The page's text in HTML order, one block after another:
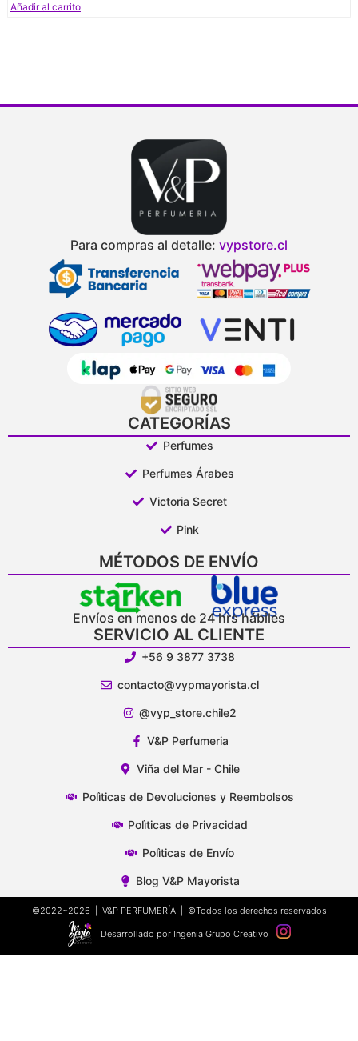
Añadir al carrito
Para compras al detalle: vypstore.cl
CATEGORÍAS
Perfumes
Perfumes Árabes
Victoria Secret
Pink
MÉTODOS DE ENVÍO
Envíos en menos de 24 hrs hábiles
SERVICIO AL CLIENTE
+56 9 3877 3738
contacto@vypmayorista.cl
@vyp_store.chile2
V&P Perfumeria
Viña del Mar - Chile
Polìticas de Devoluciones y Reembolsos
Polìticas de Privacidad
Polìticas de Envío
Blog V&P Mayorista
©2022~2026 | V&P PERFUMERÍA | ©Todos los derechos reservados
Desarrollado por Ingenia Grupo Creativo